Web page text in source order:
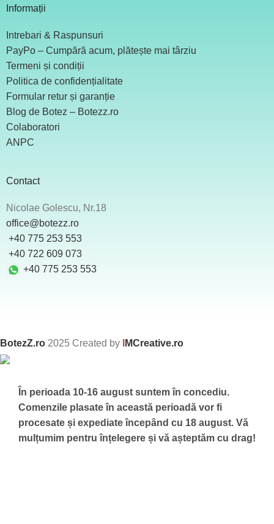
Informații
Intrebari & Raspunsuri
PayPo – Cumpără acum, plătește mai târziu
Termeni și condiții
Politica de confidențialitate
Formular retur și garanție
Blog de Botez – Botezz.ro
Colaboratori
ANPC
Contact
Nicolae Golescu, Nr.18
office@botezz.ro
+40 775 253 553
‪ +40 722 609 073
+40 775 253 553
BotezZ.ro 2025 Created by MCreative.ro
În perioada 10-16 august suntem în concediu.
Comenzile plasate în această perioadă vor fi
procesate și expediate începând cu 18 august. Vă
mulțumim pentru înțelegere și vă așteptăm cu drag!